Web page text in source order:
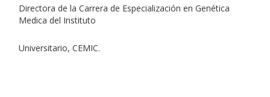
Directora de la Carrera de Especialización en Genética
Medica del Instituto
Universitario, CEMIC.